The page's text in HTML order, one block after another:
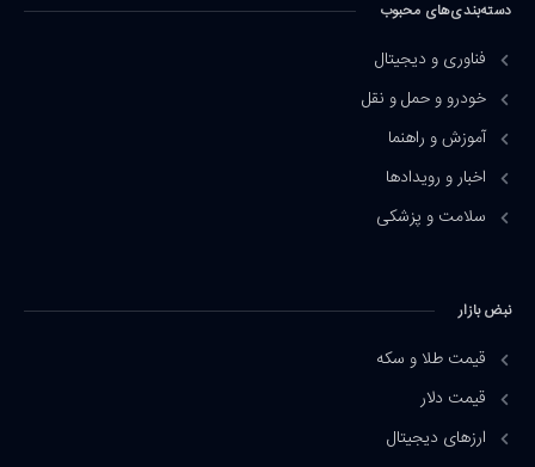
دسته‌بندی‌های محبوب
فناوری و دیجیتال
خودرو و حمل و نقل
آموزش و راهنما
اخبار و رویدادها
سلامت و پزشکی
نبض بازار
قیمت طلا و سکه
قیمت دلار
ارزهای دیجیتال